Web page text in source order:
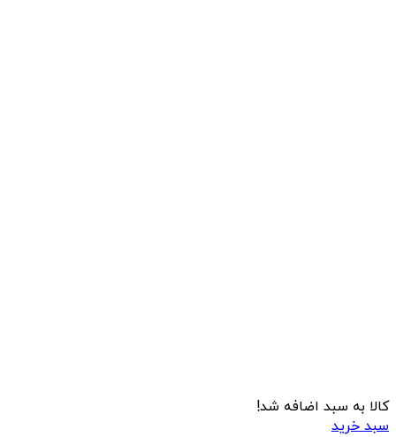
کالا به سبد اضافه شد!
سبد خرید